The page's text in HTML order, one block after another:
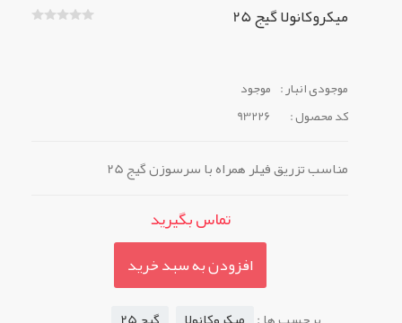
میکروکانولا گیج 25
موجودی انبار : موجود
کد محصول :
93226
مناسب تزریق فیلر همراه با سرسوزن گیج 25
تماس بگیرید
افزودن به سبد خرید